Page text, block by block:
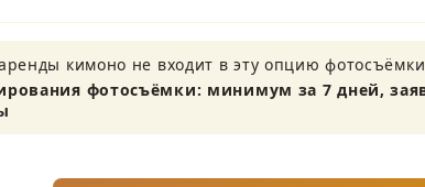
кимоно не входит в эту опцию
фотосъёмки: минимум за 7 дней,